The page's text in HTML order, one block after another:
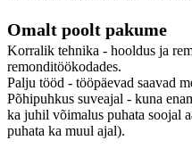
Omalt poolt pakume
Korralik tehnika - hooldus ja
remonditöökodades.
Palju tööd - tööpäevad saavad
Põhipuhkus suveajal - kuna
ka juhil võimalus puhata soojal
puhata ka muul ajal).